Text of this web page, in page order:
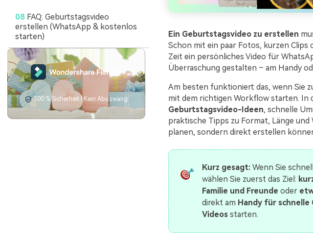
08 FAQ: Geburtstagsvideo
erstellen (WhatsApp & kostenlos
starten)
100 % Sicherheit | Kein Abozwang
Ein Geburtstagsvideo zu erstellen
Schon mit ein paar Fotos, kurzen
Zeit ein persönliches Video für
Überraschung gestalten – am Handy
Am besten funktioniert das, wenn Sie
mit dem richtigen Workflow starten. In
Geburtstagsvideo-Ideen, schnelle
praktische Tipps zu Format, Länge
planen, sondern direkt erstellen
Kurz gesagt:Wenn Sie
wählen Sie zuerst das Ziel:
Familie und Freunde oder
direkt am Handy für schnelle
Videosstarten.